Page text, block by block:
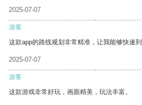
2025-07-07
游客
这款app的路线规划非常精准，让我能够快速到
2025-07-07
游客
这款游戏非常好玩，画面精美，玩法丰富。